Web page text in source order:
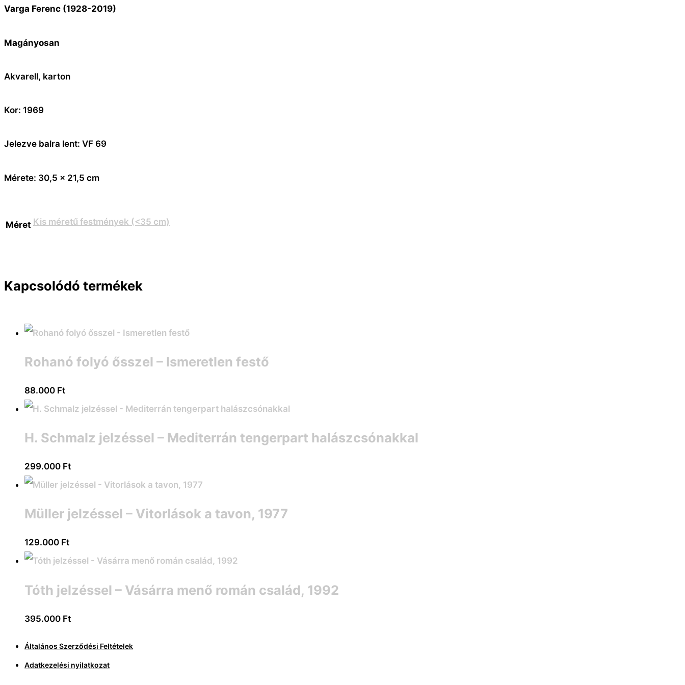
Varga Ferenc (1928-2019)
Magányosan
Akvarell, karton
Kor: 1969
Jelezve balra lent: VF 69
Mérete: 30,5 x 21,5 cm
Méret Kis méretű festmények (<35 cm)
Kapcsolódó termékek
Rohanó folyó ősszel – Ismeretlen festő
88.000 Ft
H. Schmalz jelzéssel – Mediterrán tengerpart halászcsónakkal
299.000 Ft
Müller jelzéssel – Vitorlások a tavon, 1977
129.000 Ft
Tóth jelzéssel – Vásárra menő román család, 1992
395.000 Ft
Általános Szerződési Feltételek
Adatkezelési nyilatkozat